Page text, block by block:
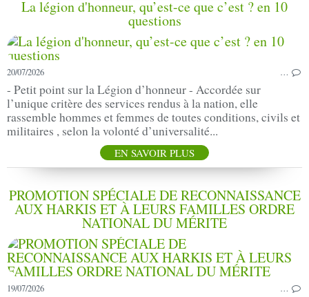
La légion d'honneur, qu’est-ce que c’est ? en 10
questions
20/07/2026 …
- Petit point sur la Légion d’honneur - Accordée sur
l’unique critère des services rendus à la nation, elle
rassemble hommes et femmes de toutes conditions, civils et
militaires , selon la volonté d’universalité...
EN SAVOIR PLUS
PROMOTION SPÉCIALE DE RECONNAISSANCE
AUX HARKIS ET À LEURS FAMILLES ORDRE
NATIONAL DU MÉRITE
19/07/2026 …